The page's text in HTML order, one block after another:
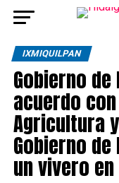
IXMIQUILPAN
Gobierno
acuerdo
Agricultura
Gobierno
un vivero